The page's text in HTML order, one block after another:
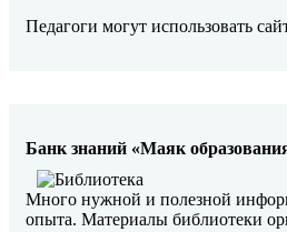
Педагоги могут использовать
Банк знаний «Маяк
Много нужной и полезной
опыта. Материалы библиотеки